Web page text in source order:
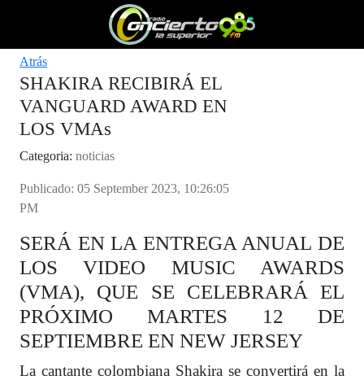
Atrás
SHAKIRA RECIBIRÁ EL
VANGUARD AWARD EN
LOS VMAs
Categoria: noticias
Publicado: 05 September 2023, 10:26:05
PM
SERÁ EN LA ENTREGA ANUAL DE
LOS VIDEO MUSIC AWARDS
(VMA), QUE SE CELEBRARÁ EL
PRÓXIMO MARTES 12 DE
SEPTIEMBRE EN NEW JERSEY
La cantante colombiana Shakira se convertirá en la